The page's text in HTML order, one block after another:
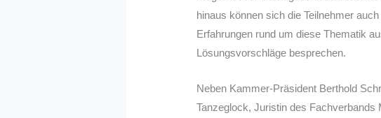
hinaus können sich die Teilnehmer
Erfahrungen rund um diese Thematik
Lösungsvorschläge besprechen.
Neben Kammer-Präsident Berthold
Tanzeglock, Juristin des